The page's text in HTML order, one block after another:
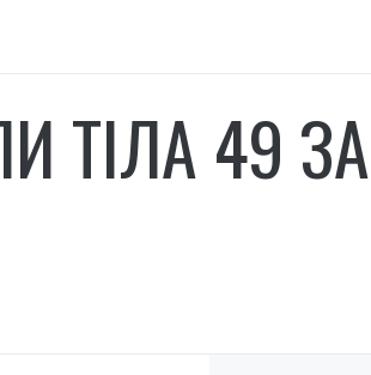
ТІЛА 49